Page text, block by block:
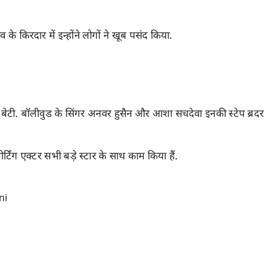
किरदार में इन्होंने लोगों ने खूब पसंद किया.
बॉलीवुड के सिंगर अनवर हुसैन और आशा सचदेवा इनकी स्टेप ब्रदर
एक्टर सभी बड़े स्टार के साथ काम किया हैं.